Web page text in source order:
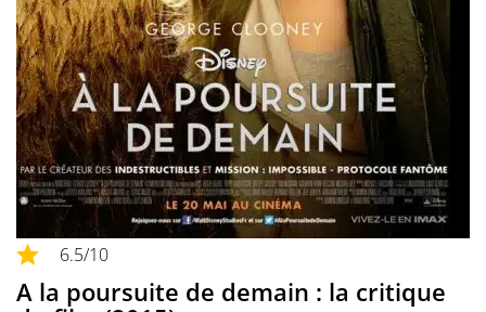
6.5/10
A la poursuite de demain : la critique